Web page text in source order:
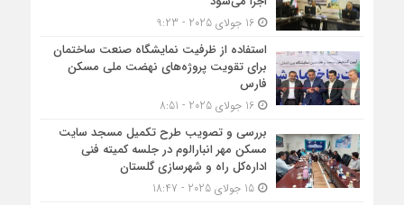
16 جولای 2025 - 9:23
استفاده از ظرفیت نمایشگاه صنعت ساختمان
برای تقویت پروژه‌های نهضت ملی مسکن
فارس
16 جولای 2025 - 8:51
بررسی و تصویب طرح تکمیل مسجد سایت
مسکن مهر انبارالوم در جلسه کمیته فنی
اداره‌کل راه و شهرسازی گلستان
15 جولای 2025 - 18:47